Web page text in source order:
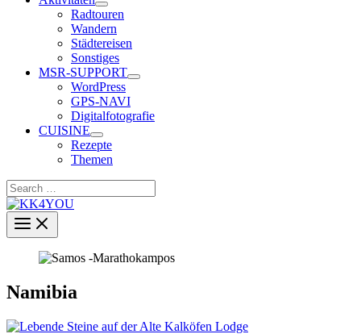
Radtouren
Wandern
Städtereisen
Sonstiges
MSR-SUPPORT
WordPress
GPS-NAVI
Digitalfotografie
CUISINE
Rezepte
Themen
Search
…
Namibia